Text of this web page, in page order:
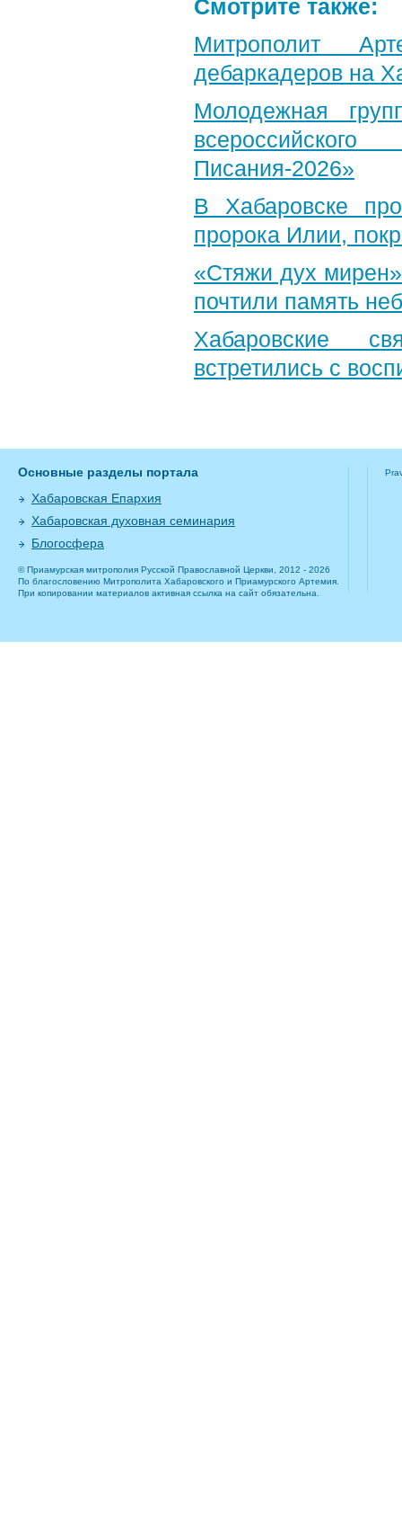
Смотрите также:
Митрополит
дебаркадеров на
Молодежная
Писания-2026»
В Хабаровске
пророка Илии,
«Стяжи дух
почтили память
Хабаровские
встретились с
Основные разделы портала
Хабаровская Епархия
Хабаровская духовная семинария
Блогосфера
© Приамурская митрополия Русской Православной Церкви, 2012 - 2026
По благословению Митрополита Хабаровского и Приамурского Артемия.
При копировании материалов активная ссылка на сайт обязательна.